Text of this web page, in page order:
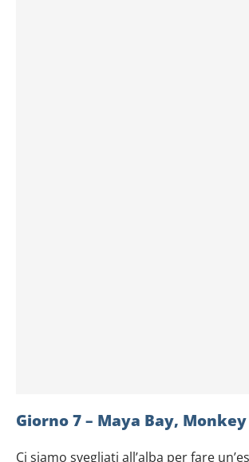
Giorno 7 – Maya Bay,
Ci siamo svegliati all’alba per fare